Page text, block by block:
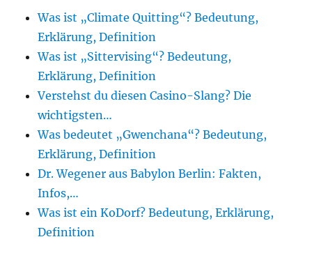
Was ist „Climate Quitting“? Bedeutung,
Erklärung, Definition
Was ist „Sittervising“? Bedeutung,
Erklärung, Definition
Verstehst du diesen Casino-Slang? Die
wichtigsten…
Was bedeutet „Gwenchana“? Bedeutung,
Erklärung, Definition
Dr. Wegener aus Babylon Berlin: Fakten,
Infos,…
Was ist ein KoDorf? Bedeutung, Erklärung,
Definition